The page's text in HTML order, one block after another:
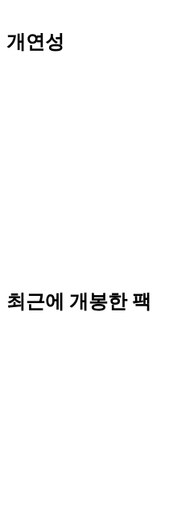
개연성
최근에 개봉한 팩